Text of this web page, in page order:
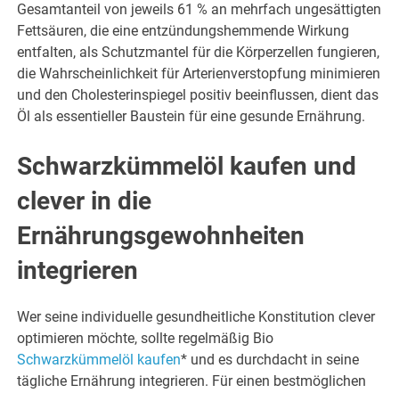
Gesamtanteil von jeweils 61 % an mehrfach ungesättigten
Fettsäuren, die eine entzündungshemmende Wirkung
entfalten, als Schutzmantel für die Körperzellen fungieren,
die Wahrscheinlichkeit für Arterienverstopfung minimieren
und den Cholesterinspiegel positiv beeinflussen, dient das
Öl als essentieller Baustein für eine gesunde Ernährung.
Schwarzkümmelöl kaufen und
clever in die
Ernährungsgewohnheiten
integrieren
Wer seine individuelle gesundheitliche Konstitution clever
optimieren möchte, sollte regelmäßig Bio
Schwarzkümmelöl kaufen* und es durchdacht in seine
tägliche Ernährung integrieren. Für einen bestmöglichen